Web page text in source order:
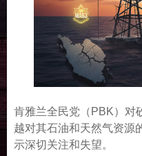
肯雅兰全民党（PBK）对
越对其石油和天然气资源
示深切关注和失望。